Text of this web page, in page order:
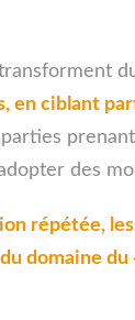
en ciblant
des
répétée,
domaine du